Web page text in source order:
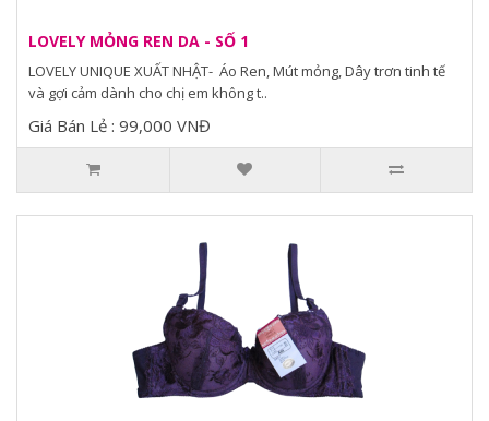
LOVELY MỎNG REN DA - SỐ 1
LOVELY UNIQUE XUẤT NHẬT- Áo Ren, Mút mỏng, Dây trơn tinh tế
và gợi cảm dành cho chị em không t..
Giá Bán Lẻ : 99,000 VNĐ